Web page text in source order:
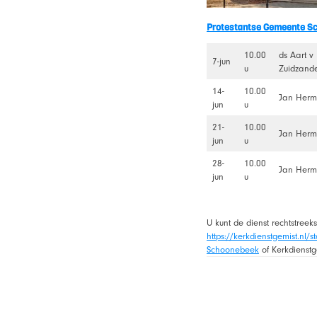
Protestantse Gemeente
7-jun
10.00
u
ds Aart v
14-
jun
10.00
u
Jan
21-
jun
10.00
u
Jan
28-
jun
10.00
u
Jan
U kunt de dienst
https://kerkdienstgemist.nl/
Schoonebeek of